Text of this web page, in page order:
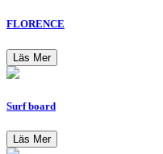
FLORENCE
Läs Mer
Surf board
Läs Mer